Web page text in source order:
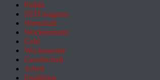
Politik
ZEITmagazin
Wirtschaft
Wochenmarkt
Geld
Wochenende
Gesellschaft
Arbeit
Feuilleton